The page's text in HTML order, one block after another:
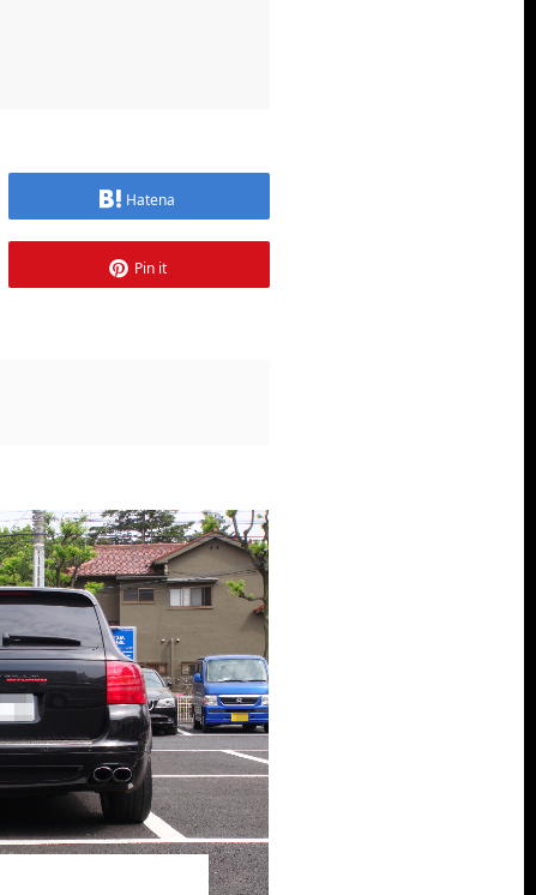
Hatena
Pin it